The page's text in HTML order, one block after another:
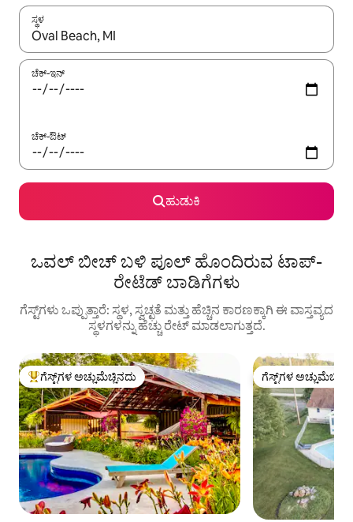
ಸ್ಥಳ
ಫಲಿತಾಂಶಗಳು ಲಭ್ಯವಿರುವಾಗ, ಅಪ್ ಮತ್ತು ಡೌನ್ ಬಾಣದ ಕೀಲಿಗಳೊಂದಿಗೆ
ಚೆಕ್-ಇನ್
ಚೆಕ್-ಔಟ್
ಹುಡುಕಿ
ಒವಲ್ ಬೀಚ್ ಬಳಿ ಪೂಲ್ ಹೊಂದಿರುವ ಟಾಪ್-
ರೇಟೆಡ್ ಬಾಡಿಗೆಗಳು
ಗೆಸ್ಟ್‌ಗಳು ಒಪ್ಪುತ್ತಾರೆ: ಸ್ಥಳ, ಸ್ವಚ್ಛತೆ ಮತ್ತು ಹೆಚ್ಚಿನ ಕಾರಣಕ್ಕಾಗಿ ಈ ವಾಸ್ತವ್ಯದ
ಸ್ಥಳಗಳನ್ನು ಹೆಚ್ಚು ರೇಟ್ ಮಾಡಲಾಗುತ್ತದೆ.
ಗೆಸ್ಟ್‌ಗಳಿಗೆ ಅತಿ ಹೆಚ್ಚು ಅಚ್ಚುಮೆಚ್ಚಿನದು
ಗೆಸ್ಟ್‌ಗಳ ಅಚ್ಚುಮೆಚ್ಚಿನದು ಗೆಸ್ಟ್‌ಗಳ
ಗೆಸ್ಟ್‌ಗಳ